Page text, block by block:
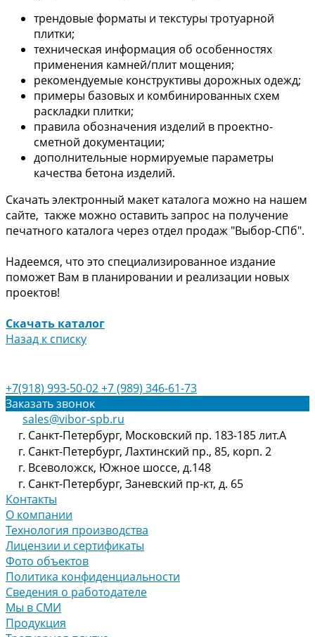
трендовые форматы и текстуры тротуарной
плитки;
техническая информация об особенностях
применения камней/плит мощения;
рекомендуемые конструктивы дорожных одежд;
примеры базовых и комбинированных схем
раскладки плитки;
правила обозначения изделий в проектно-
сметной документации;
дополнительные нормируемые параметры
качества бетона изделий.
Скачать электронный макет каталога можно на нашем
сайте, также можно оставить запрос на получение
печатного каталога через отдел продаж "Выбор-СПб".
Надеемся, что это специализированное издание
поможет Вам в планировании и реализации новых
проектов!
Скачать каталог
Назад к списку
+7(918) 993-50-02+7 (989) 346-61-73
Заказать звонок
sales@vibor-spb.ru
г. Санкт-Петербург, Московский пр. 183-185 лит.А
г. Санкт-Петербург, Лахтинский пр., 85, корп. 2
г. Всеволожск, Южное шоссе, д.148
г. Санкт-Петербург, Заневский пр-кт, д. 65
Контакты
О компании
Технология производства
Лицензии и сертификаты
Фото объектов
Политика конфиденциальности
Сведения о работодателе
Мы в СМИ
Продукция